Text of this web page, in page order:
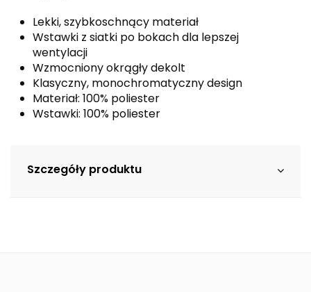
Lekki, szybkoschnący materiał
Wstawki z siatki po bokach dla lepszej
wentylacji
Wzmocniony okrągły dekolt
Klasyczny, monochromatyczny design
Materiał: 100% poliester
Wstawki: 100% poliester
Szczegóły produktu